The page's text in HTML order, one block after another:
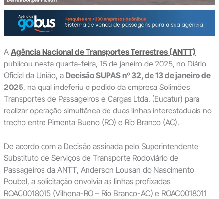
A Agência Nacional de Transportes Terrestres (ANTT)
publicou nesta quarta-feira, 15 de janeiro de 2025, no Diário
Oficial da União, a Decisão SUPAS nº 32, de 13 de janeiro de
2025, na qual indeferiu o pedido da empresa Solimões
Transportes de Passageiros e Cargas Ltda. (Eucatur) para
realizar operação simultânea de duas linhas interestaduais no
trecho entre Pimenta Bueno (RO) e Rio Branco (AC).
De acordo com a Decisão assinada pelo Superintendente
Substituto de Serviços de Transporte Rodoviário de
Passageiros da ANTT, Anderson Lousan do Nascimento
Poubel, a solicitação envolvia as linhas prefixadas
ROAC0018015 (Vilhena-RO – Rio Branco-AC) e ROAC0018011